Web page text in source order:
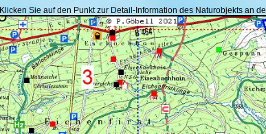
Klicken Sie auf den Punkt zur Detail-Information des Naturobjekts an